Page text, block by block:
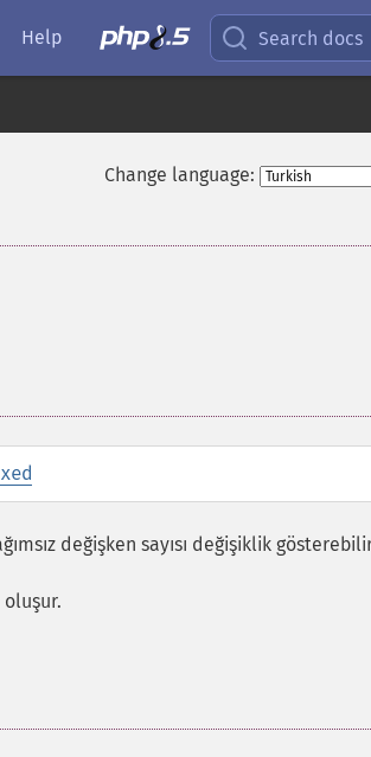
Help Search docs
Change language:
değişken sayısı değişiklik
oluşur.